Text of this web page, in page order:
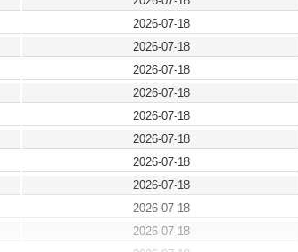
2026-07-18
2026-07-18
2026-07-18
2026-07-18
2026-07-18
2026-07-18
2026-07-18
2026-07-18
2026-07-18
2026-07-18